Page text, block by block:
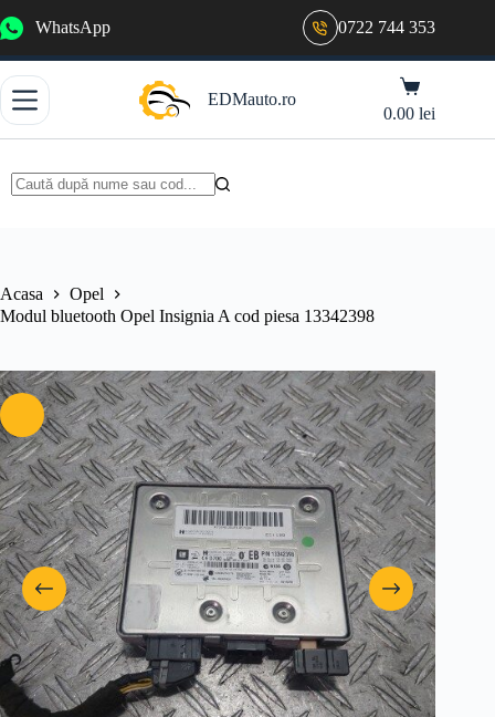
la
WhatsApp 0722 744 353
EDMauto.ro
Coș
de
cumpărături
0.00lei
Acasa
Opel
Modul bluetooth Opel Insignia A cod piesa 13342398